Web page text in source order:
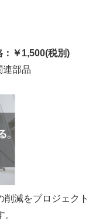
￥1,500(税別)
連部品
削減をプロジェクト